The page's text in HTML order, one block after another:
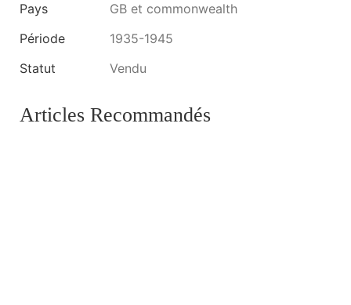
Pays
GB et commonwealth
Période
1935-1945
Statut
Vendu
Articles Recommandés